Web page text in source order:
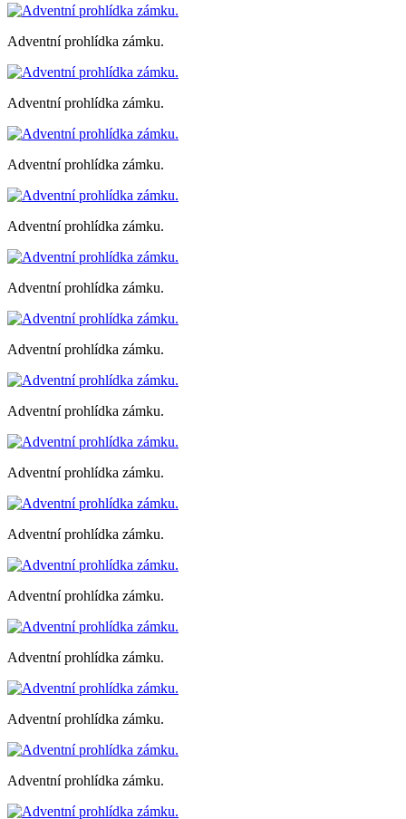
Adventní prohlídka zámku.
Adventní prohlídka zámku.
Adventní prohlídka zámku.
Adventní prohlídka zámku.
Adventní prohlídka zámku.
Adventní prohlídka zámku.
Adventní prohlídka zámku.
Adventní prohlídka zámku.
Adventní prohlídka zámku.
Adventní prohlídka zámku.
Adventní prohlídka zámku.
Adventní prohlídka zámku.
Adventní prohlídka zámku.